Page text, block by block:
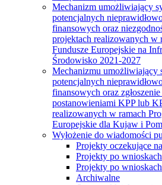
Mechanizm umożliwiający
potencjalnych
finansowych oraz
projektach realizowanych w
Fundusze Europejskie na
Środowisko 2021-2027
Mechanizmu umożliwiający
potencjalnych
finansowych oraz
postanowieniami KPP lub
realizowanych w ramach
Europejskie dla Kujaw i
Wyłożenie do wiadomości
Projekty oczekujące
Projekty po wnioskach
Projekty po
Archiwalne